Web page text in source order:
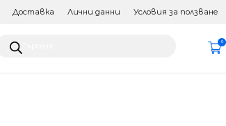
Доставка Лични данни Условия за ползване
Products
search
0